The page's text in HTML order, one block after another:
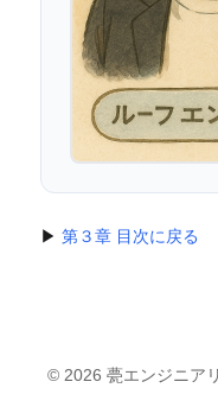
▶ 第３章 目次に戻る
© 2026 甍エンジニア